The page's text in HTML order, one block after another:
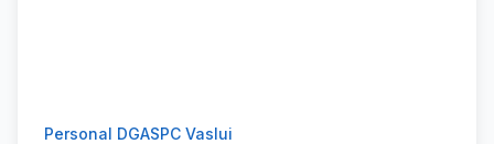
Personal DGASPC Vaslui